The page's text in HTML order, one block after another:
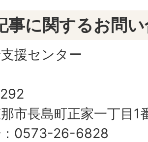
事に関するお問
援センター
市長島町正家一丁目
：0573-26-6828